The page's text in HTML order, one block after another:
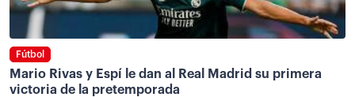
Fútbol
Mario Rivas y Espí le dan al Real Madrid su primera
victoria de la pretemporada